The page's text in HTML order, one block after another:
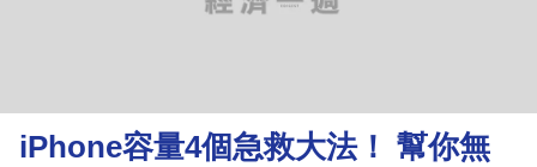
理
財
iPhone容量4個急救大法！ 幫你無